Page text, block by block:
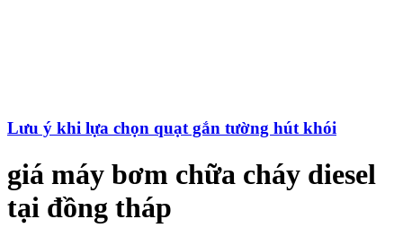
Lưu ý khi lựa chọn quạt gắn tường hút khói
giá máy bơm chữa cháy diesel
tại đồng tháp